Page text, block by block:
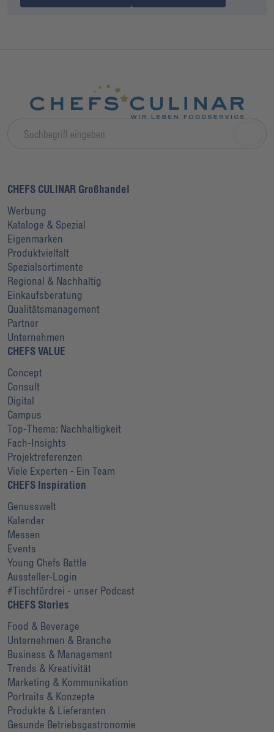
CHEFS CULINAR Großhandel
Werbung
Kataloge & Spezial
Eigenmarken
Produktvielfalt
Spezialsortimente
Regional & Nachhaltig
Einkaufsberatung
Qualitätsmanagement
Partner
Unternehmen
CHEFS VALUE
Concept
Consult
Digital
Campus
Top-Thema: Nachhaltigkeit
Fach-Insights
Projektreferenzen
Viele Experten - Ein Team
CHEFS Inspiration
Genusswelt
Kalender
Messen
Events
Young Chefs Battle
Aussteller-Login
#Tischfürdrei - unser Podcast
CHEFS Stories
Food & Beverage
Unternehmen & Branche
Business & Management
Trends & Kreativität
Marketing & Kommunikation
Portraits & Konzepte
Produkte & Lieferanten
Gesunde Betriebsgastronomie